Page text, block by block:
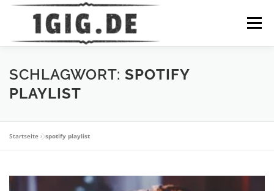
Zum
Menü
DATENSCHUTZ IMPRESSUM HOME
SCHLAGWORT: SPOTIFY
PLAYLIST
Startseite »spotify playlist